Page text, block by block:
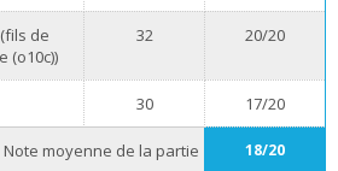
de
(o10c))
32 20/20
30 17/20
Note moyenne de la partie 18/20